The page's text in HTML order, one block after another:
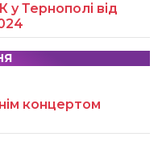
у Тернополі від
концертом